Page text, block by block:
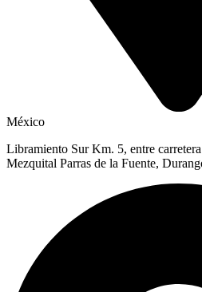
México
Libramiento Sur Km. 5, entre
Mezquital Parras de la Fuente,